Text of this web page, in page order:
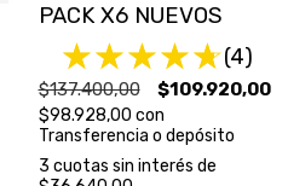
PACK X6 NUEVOS
(4)
$137.400,00 $109.920,00
$98.928,00 con
Transferencia o depósito
3 cuotas sin interés de